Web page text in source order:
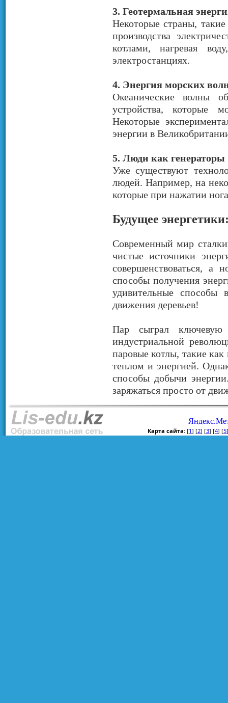
3. Геотермальная
Некоторые страны,
производства
котлами, нагревая
электростанциях.
4. Энергия морских
Океанические волны
устройства, которые
Некоторые
энергии в
5. Люди как генераторы
Уже существуют
людей. Например, на
которые при нажатии
Будущее
Современный мир
чистые источники
совершенствоваться, а
способы получения
удивительные способы
движения деревьев!
Пар сыграл
индустриальной
паровые котлы, такие
теплом и энергией.
способы добычи
заряжаться просто от
Карта сайта: [1] [2] [3] [4] [5